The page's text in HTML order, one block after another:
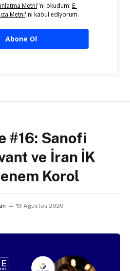
Metni''ni okudum. E-
Metni''ni kabul ediyorum.
Abone Ol
#16: Sanofi
ve İran İK
Korol
19 Ağustos 2020